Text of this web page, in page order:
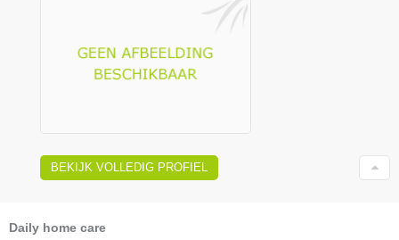
BEKIJK VOLLEDIG PROFIEL
Daily home care